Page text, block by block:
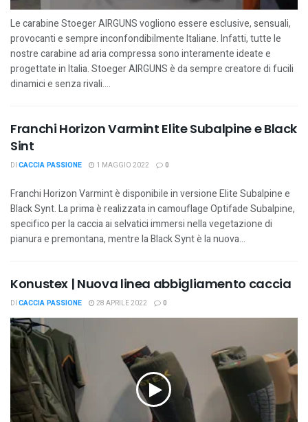
Le carabine Stoeger AIRGUNS vogliono essere esclusive, sensuali,
provocanti e sempre inconfondibilmente Italiane. Infatti, tutte le
nostre carabine ad aria compressa sono interamente ideate e
progettate in Italia. Stoeger AIRGUNS è da sempre creatore di fucili
dinamici e senza rivali....
Franchi Horizon Varmint Elite Subalpine e Black
Sint
DI CACCIA PASSIONE 1 MAGGIO 2022 0
Franchi Horizon Varmint è disponibile in versione Elite Subalpine e
Black Synt. La prima è realizzata in camouflage Optifade Subalpine,
specifico per la caccia ai selvatici immersi nella vegetazione di
pianura e premontana, mentre la Black Synt è la nuova...
Konustex | Nuova linea abbigliamento caccia
DI CACCIA PASSIONE 28 APRILE 2022 0